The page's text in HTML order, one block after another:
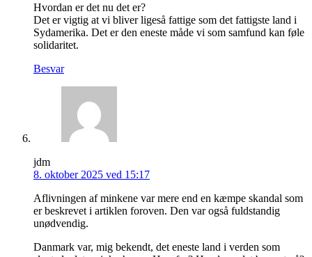
Hvordan er det nu det er?
Det er vigtig at vi bliver ligeså fattige som det fattigste land i
Sydamerika. Det er den eneste måde vi som samfund kan føle
solidaritet.
Besvar
jdm
8. oktober 2025 ved 15:17
Aflivningen af minkene var mere end en kæmpe skandal som
er beskrevet i artiklen foroven. Den var også fuldstandig
unødvendig.
Danmark var, mig bekendt, det eneste land i verden som